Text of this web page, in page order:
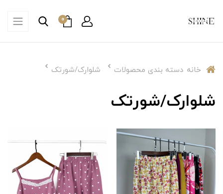
0
خانه دسته بندی محصولات شلوارک/شورتک
شلوارک/شورتک